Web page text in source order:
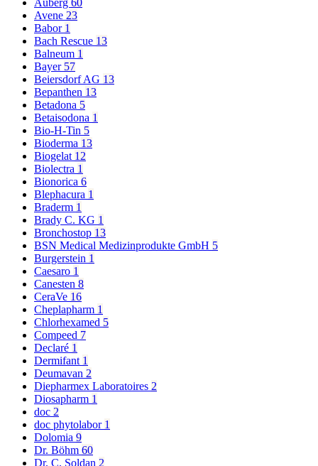
Auberg 60
Avene 23
Babor 1
Bach Rescue 13
Balneum 1
Bayer 57
Beiersdorf AG 13
Bepanthen 13
Betadona 5
Betaisodona 1
Bio-H-Tin 5
Bioderma 13
Biogelat 12
Biolectra 1
Bionorica 6
Blephacura 1
Braderm 1
Brady C. KG 1
Bronchostop 13
BSN Medical Medizinprodukte GmbH 5
Burgerstein 1
Caesaro 1
Canesten 8
CeraVe 16
Cheplapharm 1
Chlorhexamed 5
Compeed 7
Declaré 1
Dermifant 1
Deumavan 2
Diepharmex Laboratoires 2
Diosapharm 1
doc 2
doc phytolabor 1
Dolomia 9
Dr. Böhm 60
Dr. C. Soldan 2